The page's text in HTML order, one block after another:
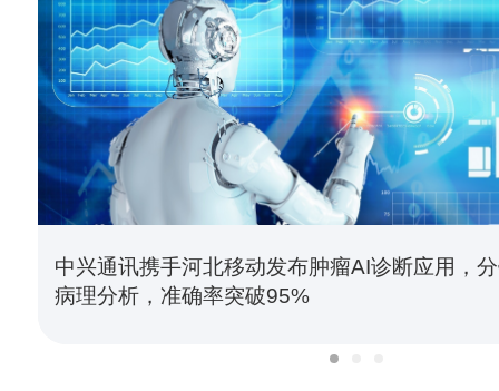
中兴通讯携手河北移动发布肿瘤AI诊断应用，
病理分析，准确率突破95%